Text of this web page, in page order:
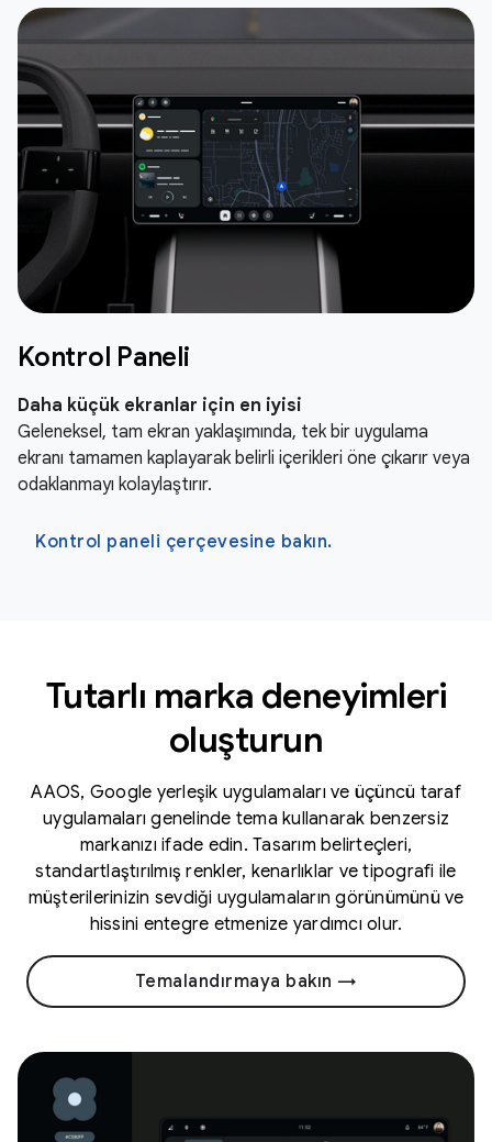
Kontrol Paneli
Daha küçük ekranlar için en iyisi
Geleneksel, tam ekran yaklaşımında, tek bir uygulama
ekranı tamamen kaplayarak belirli içerikleri öne çıkarır veya
odaklanmayı kolaylaştırır.
Kontrol paneli çerçevesine bakın.
Tutarlı marka deneyimleri
oluşturun
AAOS, Google yerleşik uygulamaları ve üçüncü taraf
uygulamaları genelinde tema kullanarak benzersiz
markanızı ifade edin. Tasarım belirteçleri,
standartlaştırılmış renkler, kenarlıklar ve tipografi ile
müşterilerinizin sevdiği uygulamaların görünümünü ve
hissini entegre etmenize yardımcı olur.
Temalandırmaya bakın →